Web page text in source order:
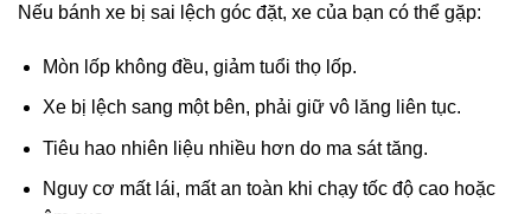
Nếu bánh xe bị sai lệch góc đặt, xe của bạn có thể gặp:
Mòn lốp không đều, giảm tuổi thọ lốp.
Xe bị lệch sang một bên, phải giữ vô lăng liên tục.
Tiêu hao nhiên liệu nhiều hơn do ma sát tăng.
Nguy cơ mất lái, mất an toàn khi chạy tốc độ cao hoặc